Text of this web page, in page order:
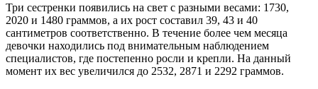
Три сестренки появились на свет с разными весами: 1730,
2020 и 1480 граммов, а их рост составил 39, 43 и 40
сантиметров соответственно. В течение более чем месяца
девочки находились под внимательным наблюдением
специалистов, где постепенно росли и крепли. На данный
момент их вес увеличился до 2532, 2871 и 2292 граммов.